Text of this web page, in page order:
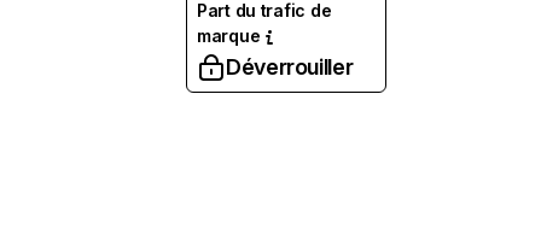
Part du trafic de
marque
Déverrouiller